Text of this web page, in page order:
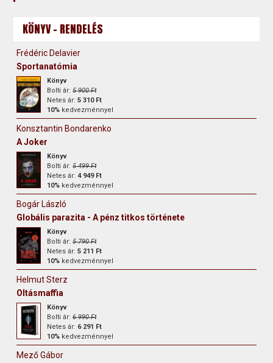
KÖNYV - RENDELÉS
Frédéric Delavier
Sportanatómia
Könyv
Bolti ár:5 900 Ft
Netes ár:5 310 Ft
10% kedvezménnyel
Konsztantin Bondarenko
A Joker
Könyv
Bolti ár:5 499 Ft
Netes ár:4 949 Ft
10% kedvezménnyel
Bogár László
Globális parazita - A pénz titkos története
Könyv
Bolti ár:5 790 Ft
Netes ár:5 211 Ft
10% kedvezménnyel
Helmut Sterz
Oltásmaffia
Könyv
Bolti ár:6 990 Ft
Netes ár: 6 291 Ft
10% kedvezménnyel
Mező Gábor